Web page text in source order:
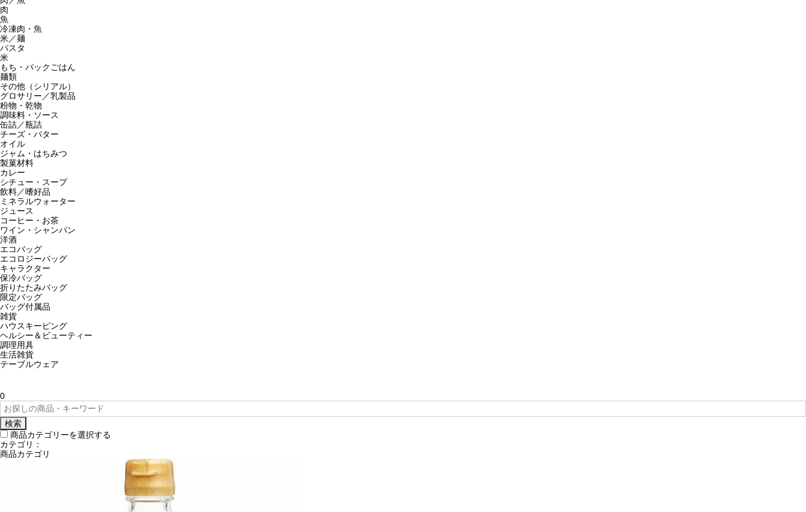
肉
魚
冷凍肉・魚
米／麺
パスタ
米
もち・パックごはん
麺類
その他（シリアル）
グロサリー／乳製品
粉物・乾物
調味料・ソース
缶詰／瓶詰
チーズ・バター
オイル
ジャム・はちみつ
製菓材料
カレー
シチュー・スープ
飲料／嗜好品
ミネラルウォーター
ジュース
コーヒー・お茶
ワイン・シャンパン
洋酒
エコバッグ
エコロジーバッグ
キャラクター
保冷バッグ
折りたたみバッグ
限定バッグ
バッグ付属品
雑貨
ハウスキーピング
ヘルシー＆ビューティー
調理用具
生活雑貨
テーブルウェア
0
検索
商品カテゴリーを選択する
カテゴリ：
商品カテゴリ